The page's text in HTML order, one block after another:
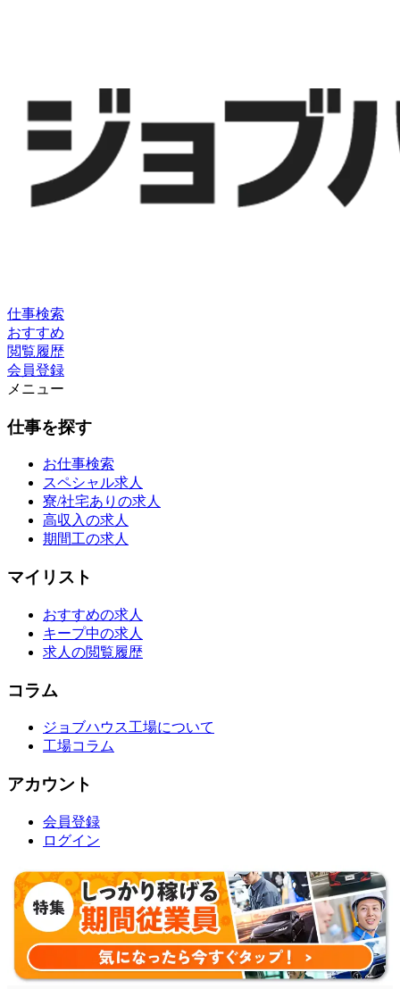
仕事検索
おすすめ
閲覧履歴
会員登録
メニュー
仕事を探す
お仕事検索
スペシャル求人
寮/社宅ありの求人
高収入の求人
期間工の求人
マイリスト
おすすめの求人
キープ中の求人
求人の閲覧履歴
コラム
ジョブハウス工場について
工場コラム
アカウント
会員登録
ログイン